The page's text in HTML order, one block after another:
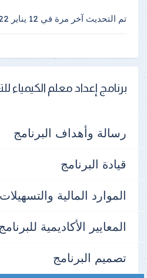
تم التحديث آخر مرة في 12 يناير 2022
برنامج إعداد معلم الكيمياء
رسالة وأهداف البرنامج
قيادة البرنامج
الموارد المالية
المعايير الأكاديمية
تصميم البرنامج